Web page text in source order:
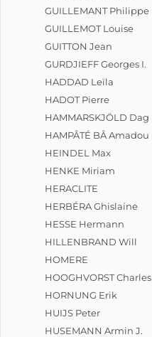
GUILLEMANT Philippe
GUILLEMOT Louise
GUITTON Jean
GURDJIEFF Georges I.
HADDAD Leïla
HADOT Pierre
HAMMARSKJÖLD Dag
HAMPÂTÉ BÂ Amadou
HEINDEL Max
HENKE Miriam
HERACLITE
HERBÉRA Ghislaine
HESSE Hermann
HILLENBRAND Will
HOMERE
HOOGHVORST Charles
HORNUNG Erik
HUIJS Peter
HUSEMANN Armin J.